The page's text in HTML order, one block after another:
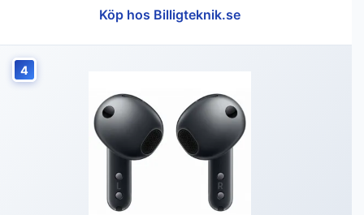
Köp hos Billigteknik.se
4